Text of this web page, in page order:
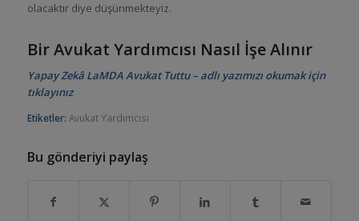
olacaktır diye düşünmekteyiz.
Bir Avukat Yardımcısı Nasıl İşe Alınır
Yapay Zekâ LaMDA Avukat Tuttu – adlı yazımızı okumak için
tıklayınız
Etiketler: Avukat Yardımcısı
Bu gönderiyi paylaş